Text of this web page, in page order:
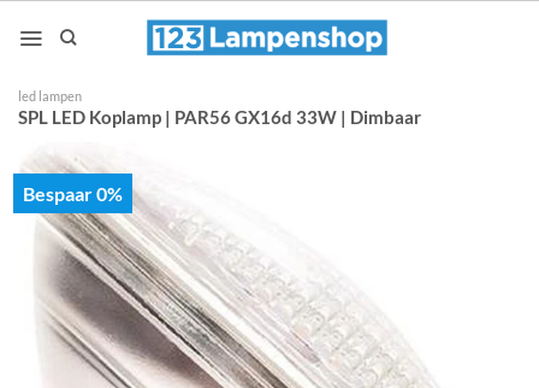
naar
led lampen
SPL LED Koplamp | PAR56 GX16d 33W | Dimbaar
Bespaar 0%